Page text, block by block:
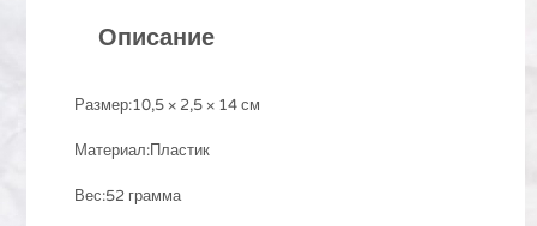
Описание
Размер:10,5 × 2,5 × 14 см
Материал:Пластик
Вес:52 грамма